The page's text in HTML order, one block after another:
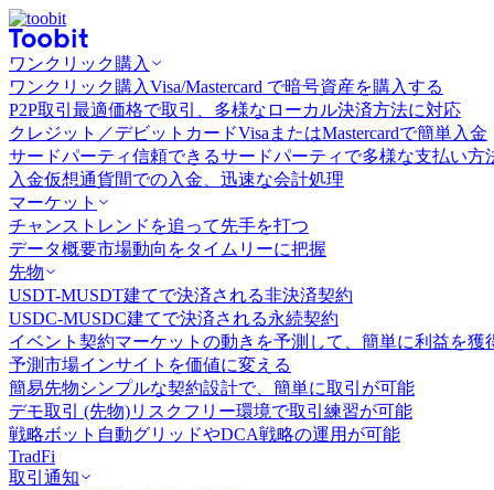
ワンクリック購入
ワンクリック購入Visa/Mastercard で暗号資産を購入する
P2P取引 最適価格で取引、多様なローカル決済方法に対応
クレジット／デビットカードVisaまたはMastercardで簡単入金
サードパーティ信頼できるサードパーティで多様な支払い方
入金仮想通貨間での入金、迅速な会計処理
マーケット
チャンス トレンドを追って先手を打つ
データ概要市場動向をタイムリーに把握
先物
USDT-MUSDT建てで決済される非決済契約
USDC-MUSDC建てで決済される永続契約
イベント契約マーケットの動きを予測して、簡単に利益を獲
予測市場インサイトを価値に変える
簡易先物シンプルな契約設計で、簡単に取引が可能
デモ取引 (先物)リスクフリー環境で取引練習が可能
戦略ボット 自動グリッドやDCA戦略の運用が可能
TradFi
取引通知